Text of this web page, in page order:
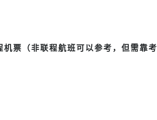
票（非联程航班可以参考，但需靠考